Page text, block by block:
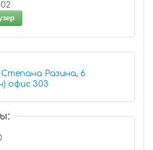
02
Степана Разина, 6
(Кировский район) офис 303